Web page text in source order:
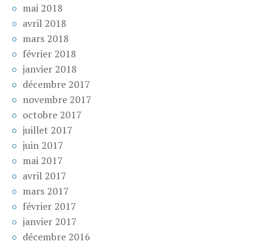
mai 2018
avril 2018
mars 2018
février 2018
janvier 2018
décembre 2017
novembre 2017
octobre 2017
juillet 2017
juin 2017
mai 2017
avril 2017
mars 2017
février 2017
janvier 2017
décembre 2016